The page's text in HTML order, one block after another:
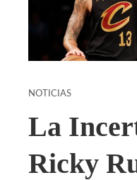
NOTICIAS
La
Ricky